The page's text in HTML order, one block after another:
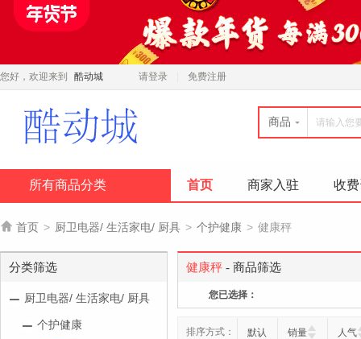
您好，欢迎来到 酷动城 请登录 免费注册
商品
所有商品分类 首页 商家入驻 收
 首页 > 厨卫电器/ 生活家电/ 厨具 > 个护健康 > 健康秤
分类筛选
厨卫电器/ 生活家电/ 厨具
个护健康
健康秤 - 商品筛选
您已选择：
排序方式： 默认 销量 人气